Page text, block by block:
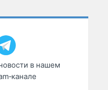
в нашем